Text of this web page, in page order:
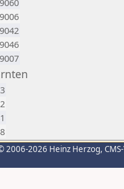
9060
9006
9042
9046
9007
2006-2026 Heinz Herzog,